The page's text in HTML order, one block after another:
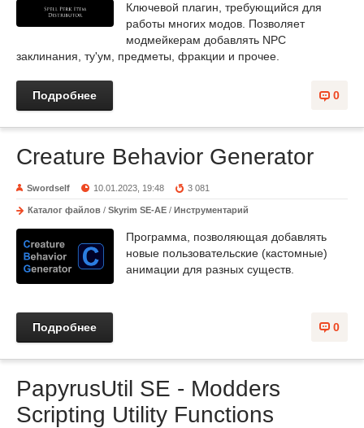
Ключевой плагин, требующийся для
работы многих модов. Позволяет
модмейкерам добавлять NPC
заклинания, ту'ум, предметы, фракции и прочее.
0
Подробнее
Creature Behavior Generator
Swordself 10.01.2023, 19:48 3 081
Каталог файлов / Skyrim SE-AE / Инструментарий
Программа, позволяющая добавлять
новые пользовательские (кастомные)
анимации для разных существ.
0
Подробнее
PapyrusUtil SE - Modders
Scripting Utility Functions